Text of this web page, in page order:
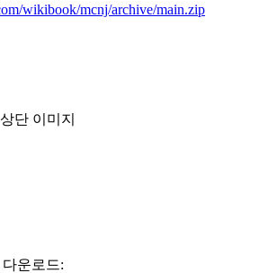
wikibook/mcnj/archive/main.zip
단 이미지
운로드: